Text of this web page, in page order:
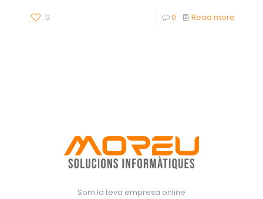
0 0 Read more
Som la teva empresa online